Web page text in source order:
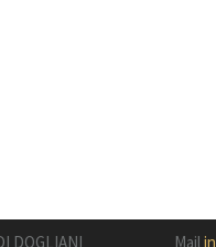
DOGLIANI Mail